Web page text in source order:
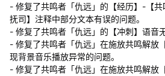
- 修复了共鸣者「仇远」的【经历】-【
抚司】注释中部分文本有误的问题。
- 修复了共鸣者「仇远」的【冲刺】语音
- 修复了共鸣者「仇远」在施放共鸣解放
现背景音乐播放异常的问题。
- 修复了共鸣者「仇远」在施放共鸣解放